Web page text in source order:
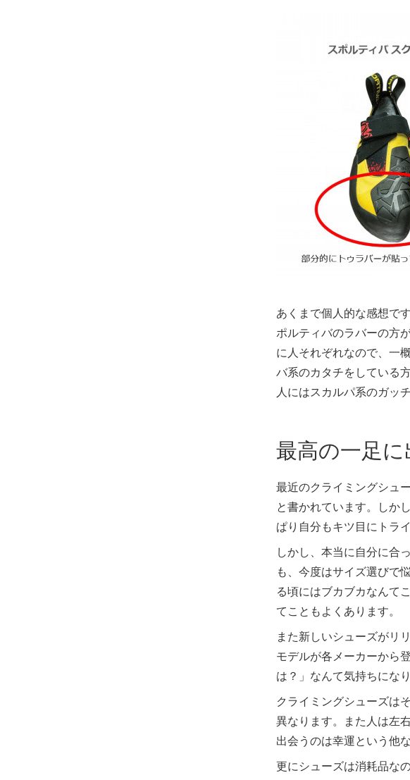
あくまで個人的な感想で
ポルティバのラバーの方
に人それぞれなので、一
バ系のカタチをしている
人にはスカルパ系のガッ
最高の一足
最近のクライミングシュ
と書かれています。しか
ぱり自分もキツ目にトラ
しかし、本当に自分に合
も、今度はサイズ選びで
る頃にはブカブカなんて
てこともよくあります。
また新しいシューズがリ
モデルが各メーカーから
は？」なんて気持ちにな
クライミングシューズは
異なります。また人は左
出会うのは幸運という他
更にシューズは消耗品な